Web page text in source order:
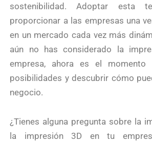
sostenibilidad. Adoptar esta
proporcionar a las empresas una
en un mercado cada vez más
aún no has considerado la
empresa, ahora es el momento
posibilidades y descubrir cómo
negocio.
¿Tienes alguna pregunta sobre la
la impresión 3D en tu